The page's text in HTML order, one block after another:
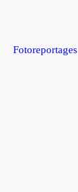
Fotoreportages